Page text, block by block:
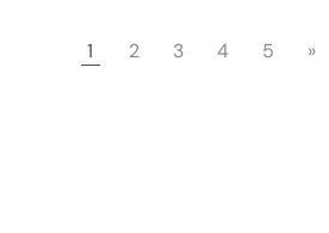
1 2 3 4 5 »